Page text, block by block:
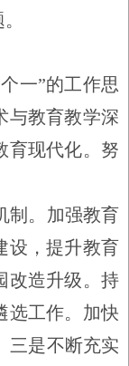
一”的工作思
与教育教学深
育现代化。努
制。加强教育
设，提升教育
改造升级。持
选工作。加快
三是不断充实